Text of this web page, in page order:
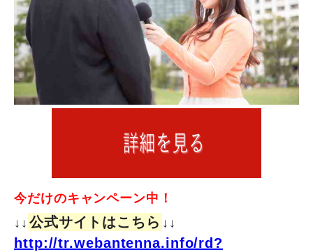
今だけのキャンペーン中！
↓↓ 公式サイトはこちら ↓↓
http://tr.webantenna.info/rd?